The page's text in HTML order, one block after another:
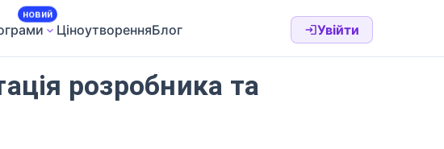
новий
ЦіноутворенняБлог Увійти
розробника та